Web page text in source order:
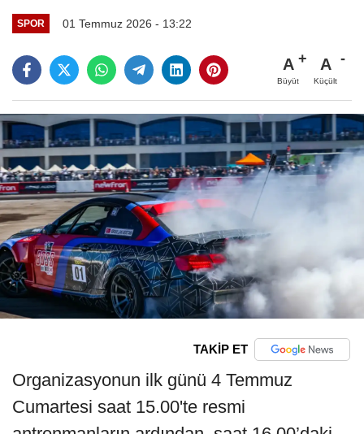
SPOR 01 Temmuz 2026 - 13:22
A
Büyüt
A
Küçült
TAKİP ET
Organizasyonun ilk günü 4 Temmuz
Cumartesi saat 15.00'te resmi